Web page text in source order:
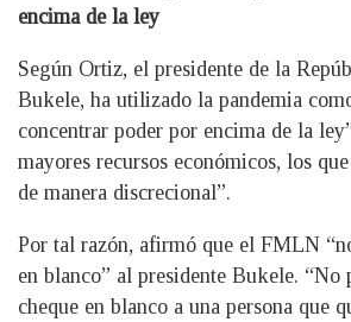
encima de la ley
Según Ortiz, el presidente de la
Bukele, ha utilizado la pandemia
concentrar poder por encima de la
mayores recursos económicos, los
de manera discrecional”.
Por tal razón, afirmó que el FMLN
en blanco” al presidente Bukele. “No
cheque en blanco a una persona que